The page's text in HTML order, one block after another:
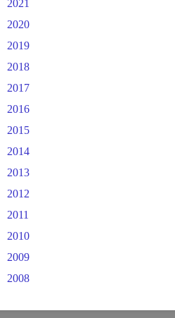
2021
2020
2019
2018
2017
2016
2015
2014
2013
2012
2011
2010
2009
2008